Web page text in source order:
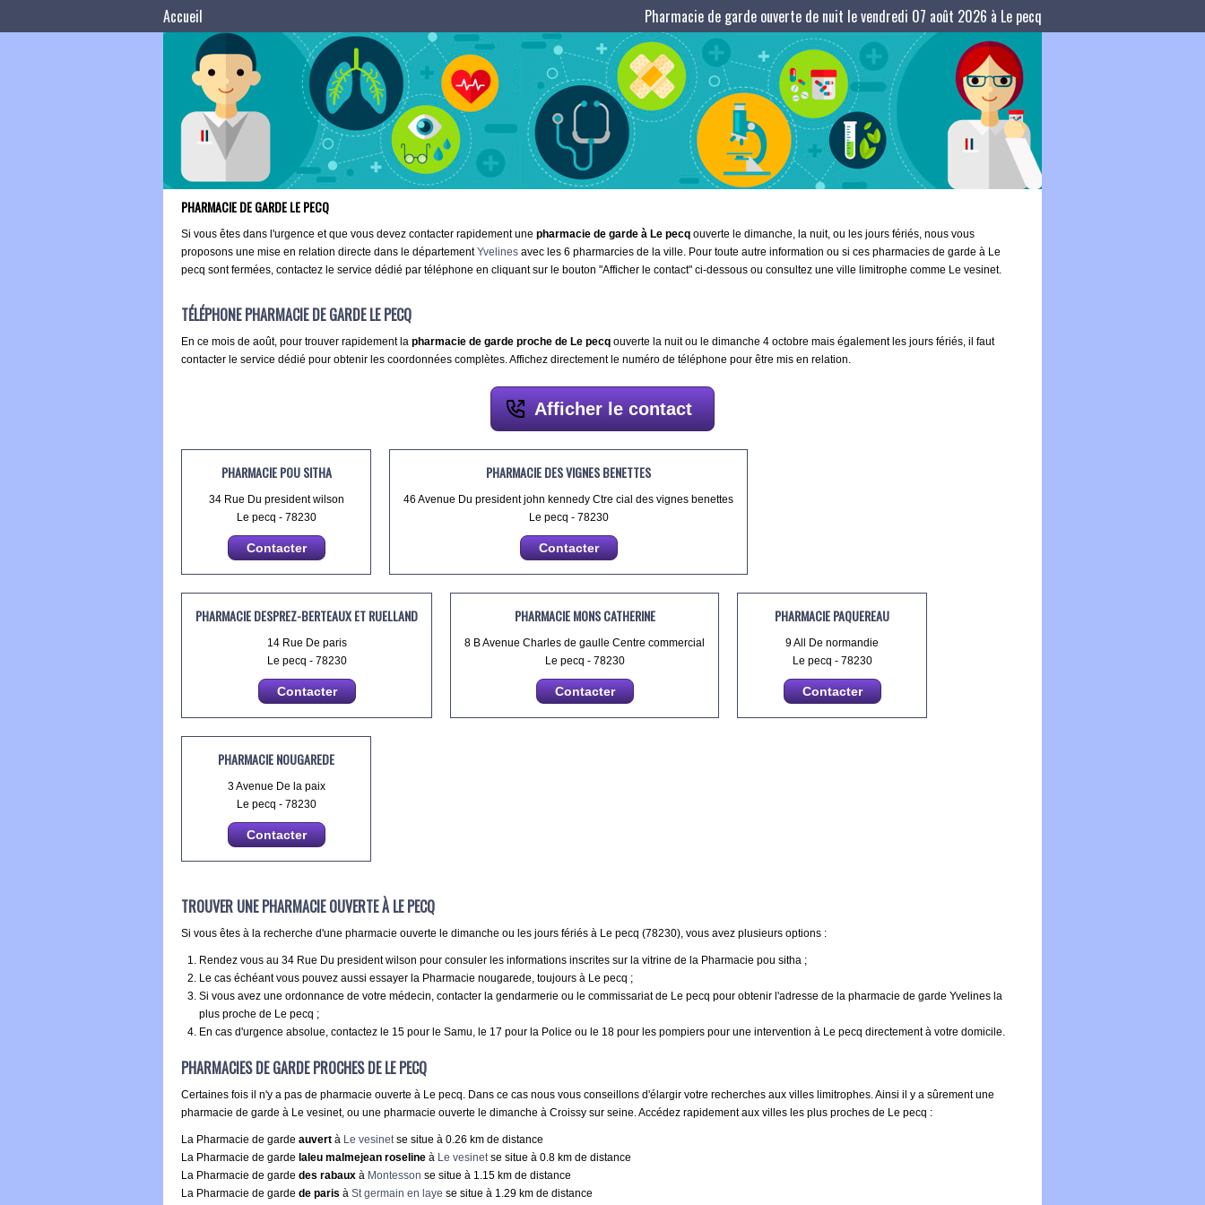
Accueil Pharmacie de garde ouverte de nuit le vendredi 07 août 2026 à Le pecq
PHARMACIE DE GARDE LE PECQ
Si vous êtes dans l'urgence et que vous devez contacter rapidement une pharmacie de garde à Le pecq ouverte le dimanche, la nuit, ou les jours fériés, nous vous
proposons une mise en relation directe dans le départementYvelines avec les 6 pharmarcies de la ville. Pour toute autre information ou si ces pharmacies de garde à Le
pecq sont fermées, contactez le service dédié par téléphone en cliquant sur le bouton "Afficher le contact" ci-dessous ou consultez une ville limitrophe comme Le vesinet.
TÉLÉPHONE PHARMACIE DE GARDE LE PECQ
En ce mois de août, pour trouver rapidement la pharmacie de garde proche de Le pecq ouverte la nuit ou le dimanche 4 octobre mais également les jours fériés, il faut
contacter le service dédié pour obtenir les coordonnées complètes. Affichez directement le numéro de téléphone pour être mis en relation.
Afficher le contact
PHARMACIE POU SITHA
34 Rue Du president wilson
Le pecq - 78230
Contacter
PHARMACIE DES VIGNES BENETTES
46 Avenue Du president john kennedy Ctre cial des vignes benettes
Le pecq - 78230
Contacter
PHARMACIE DESPREZ-BERTEAUX ET RUELLAND
14 Rue De paris
Le pecq - 78230
Contacter
PHARMACIE MONS CATHERINE
8 B Avenue Charles de gaulle Centre commercial
Le pecq - 78230
Contacter
PHARMACIE PAQUEREAU
9 All De normandie
Le pecq - 78230
Contacter
PHARMACIE NOUGAREDE
3 Avenue De la paix
Le pecq - 78230
Contacter
TROUVER UNE PHARMACIE OUVERTE À LE PECQ
Si vous êtes à la recherche d'une pharmacie ouverte le dimanche ou les jours fériés à Le pecq (78230), vous avez plusieurs options :
Rendez vous au 34 Rue Du president wilson pour consuler les informations inscrites sur la vitrine de la Pharmacie pou sitha ;
Le cas échéant vous pouvez aussi essayer la Pharmacie nougarede, toujours à Le pecq ;
Si vous avez une ordonnance de votre médecin, contacter la gendarmerie ou le commissariat de Le pecq pour obtenir l'adresse de la pharmacie de garde Yvelines la
plus proche de Le pecq ;
En cas d'urgence absolue, contactez le 15 pour le Samu, le 17 pour la Police ou le 18 pour les pompiers pour une intervention à Le pecq directement à votre domicile.
PHARMACIES DE GARDE PROCHES DE LE PECQ
Certaines fois il n'y a pas de pharmacie ouverte à Le pecq. Dans ce cas nous vous conseillons d'élargir votre recherches aux villes limitrophes. Ainsi il y a sûrement une
pharmacie de garde à Le vesinet, ou une pharmacie ouverte le dimanche à Croissy sur seine. Accédez rapidement aux villes les plus proches de Le pecq :
La Pharmacie de garde auvert à Le vesinetse situe à 0.26 km de distance
La Pharmacie de garde laleu malmejean roseline à Le vesinetse situe à 0.8 km de distance
La Pharmacie de garde des rabaux à Montesson se situe à 1.15 km de distance
La Pharmacie de garde de paris à St germain en laye se situe à 1.29 km de distance